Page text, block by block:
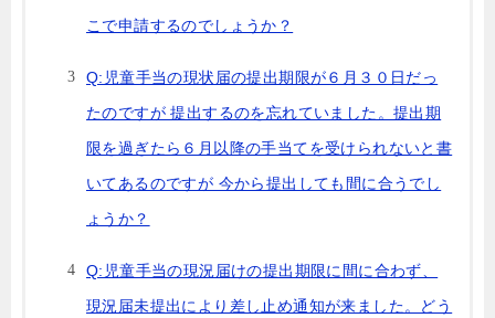
こで申請するのでしょうか？
Q:児童手当の現状届の提出期限が６月３０日だっ
たのですが 提出するのを忘れていました。提出期
限を過ぎたら６月以降の手当てを受けられないと書
いてあるのですが 今から提出しても間に合うでし
ょうか？
Q:児童手当の現況届けの提出期限に間に合わず、
現況届未提出により差し止め通知が来ました。どう